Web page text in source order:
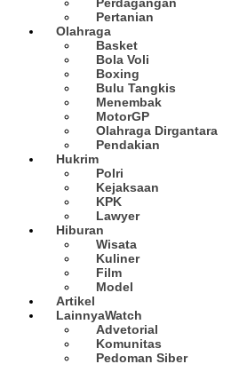
Pertanian
Olahraga
Basket
Bola Voli
Boxing
Bulu Tangkis
Menembak
MotorGP
Olahraga Dirgantara
Pendakian
Hukrim
Polri
Kejaksaan
KPK
Lawyer
Hiburan
Wisata
Kuliner
Film
Model
Artikel
LainnyaWatch
Advetorial
Komunitas
Pedoman Siber